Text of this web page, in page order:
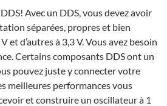
Avec un DDS, vous devez avoir
séparées, propres et bien
et d’autres à 3,3 V. Vous avez besoin
Certains composants DDS ont un
pouvez juste y connecter votre
meilleures performances vous
et construire un oscillateur à 1